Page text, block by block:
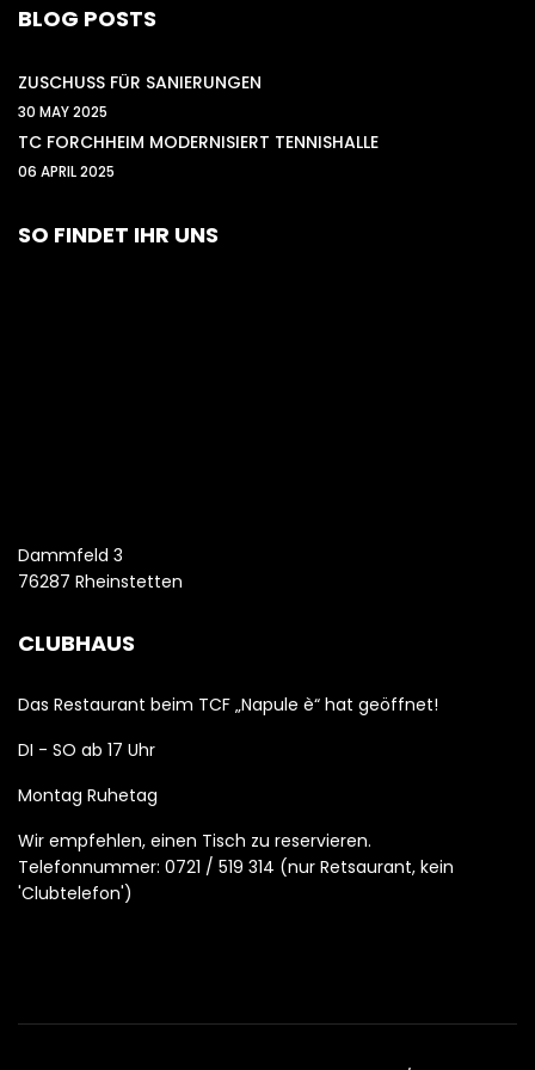
BLOG POSTS
ZUSCHUSS FÜR SANIERUNGEN
30 MAY 2025
TC FORCHHEIM MODERNISIERT TENNISHALLE
06 APRIL 2025
SO FINDET IHR UNS
Dammfeld 3
76287 Rheinstetten
CLUBHAUS
Das Restaurant beim TCF „Napule è“ hat geöffnet!
DI - SO ab 17 Uhr
Montag Ruhetag
Wir empfehlen, einen Tisch zu reservieren.
Telefonnummer: 0721 / 519 314 (nur Retsaurant, kein
'Clubtelefon')